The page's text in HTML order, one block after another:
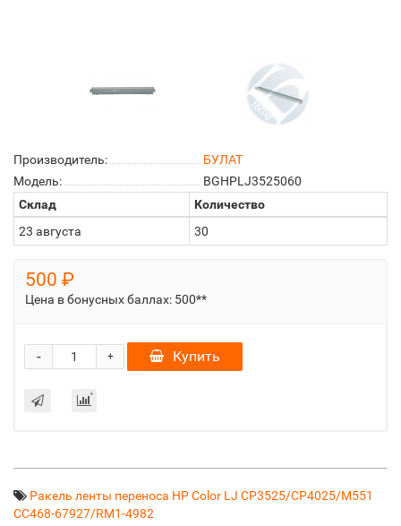
Производитель:
БУЛАТ
Модель:
BGHPLJ3525060
Склад
Количество
23 августа
30
500 ₽
Цена в бонусных баллах: 500**
+
- Купить
Ракель ленты переноса HP Color LJ CP3525/CP4025/M551
CC468-67927/RM1-4982